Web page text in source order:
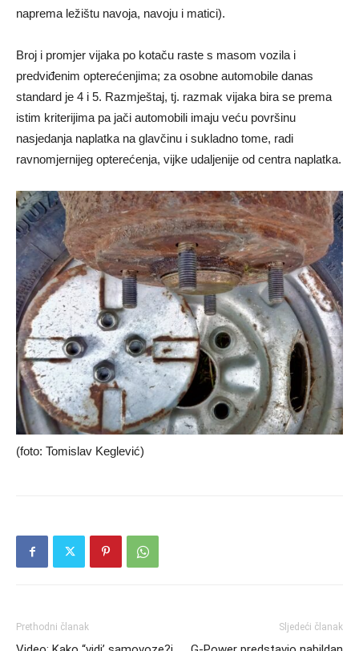
naprema ležištu navoja, navoju i matici).
Broj i promjer vijaka po kotaču raste s masom vozila i
predviđenim opterećenjima; za osobne automobile danas
standard je 4 i 5. Razmještaj, tj. razmak vijaka bira se prema
istim kriterijima pa jači automobili imaju veću površinu
nasjedanja naplatka na glavčinu i sukladno tome, radi
ravnomjernijeg opterećenja, vijke udaljenije od centra naplatka.
(foto: Tomislav Keglević)
Prethodni članak Sljedeći članak